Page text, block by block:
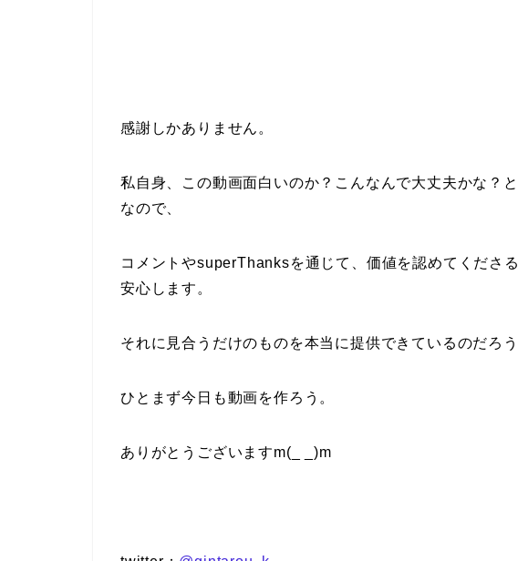
感謝しかありません。
私自身、この動画面白いのか？こんなんで大丈夫かな？
なので、
コメントやsuperThanksを通じて、価値を認めてくださ
安心します。
それに見合うだけのものを本当に提供できているのだろ
ひとまず今日も動画を作ろう。
ありがとうございますm(_ _)m